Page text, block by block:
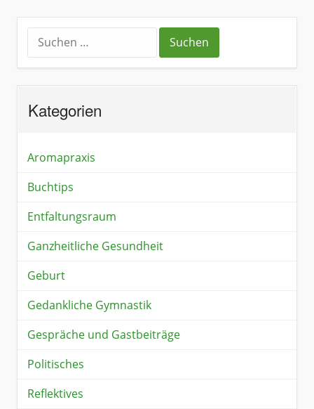
Kategorien
Aromapraxis
Buchtips
Entfaltungsraum
Ganzheitliche Gesundheit
Geburt
Gedankliche Gymnastik
Gespräche und Gastbeiträge
Politisches
Reflektives